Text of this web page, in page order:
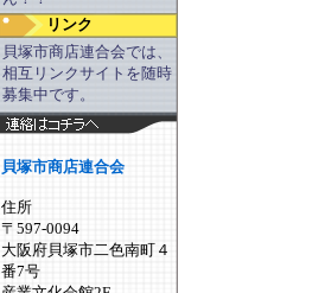
リンク
貝塚市商店連合会では、
相互リンクサイトを随時
募集中です。
貝塚市商店連合会
住所
〒597-0094
大阪府貝塚市二色南町４
番7号